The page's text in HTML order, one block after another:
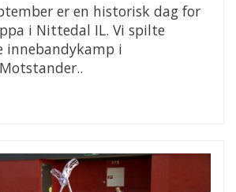
er en historisk dag for
i Nittedal IL. Vi spilte
innebandykamp i